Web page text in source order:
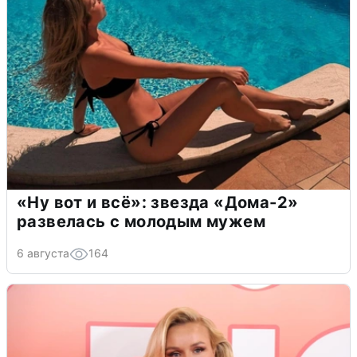
«Ну вот и всё»: звезда «Дома-2»
развелась с молодым мужем
6 августа 164